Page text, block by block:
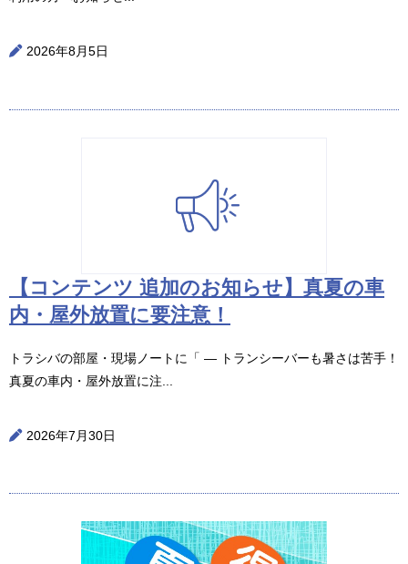
2026年8月5日
【コンテンツ 追加のお知らせ】真夏の車
内・屋外放置に要注意！
トラシバの部屋・現場ノートに「 ― トランシーバーも暑さは苦手！
真夏の車内・屋外放置に注...
2026年7月30日